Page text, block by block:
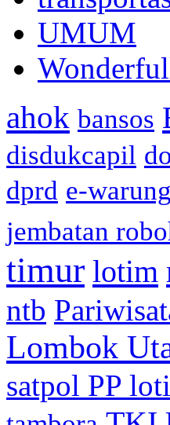
UMUM
ahok bansos
disdukcapil
dprd e-warung
jembatan
timur lotim
ntb
Lombok
satpol PP